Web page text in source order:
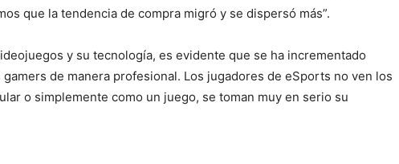
que la tendencia de compra migró y se dispersó más”.
y su tecnología, es evidente que se ha incrementado
de manera profesional. Los jugadores de eSports no ven los
o simplemente como un juego, se toman muy en serio su